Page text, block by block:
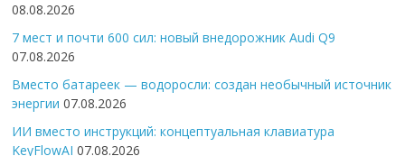
08.08.2026
7 мест и почти 600 сил: новый внедорожник Audi Q9
07.08.2026
Вместо батареек — водоросли: создан необычный источник
энергии 07.08.2026
ИИ вместо инструкций: концептуальная клавиатура
KeyFlowAI 07.08.2026